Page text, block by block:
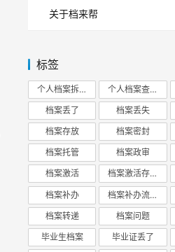
关于档来帮
标签
个人档案拆开 个人档案查询
档案丢了 档案丢失
档案存放 档案密封
档案托管 档案政审
档案激活 档案激活存放
档案补办 档案补办流程
档案转递 档案问题
毕业生档案 毕业证丢了